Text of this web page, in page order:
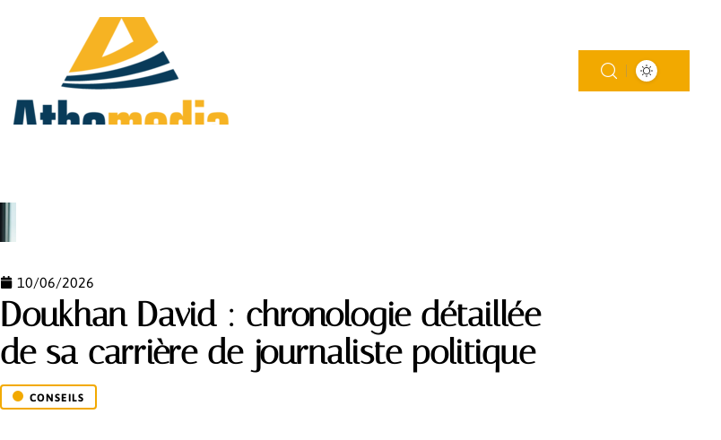
10/06/2026
Doukhan David : chronologie détaillée
de sa carrière de journaliste politique
CONSEILS